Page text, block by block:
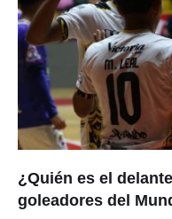
¿Quién es el
goleadores del